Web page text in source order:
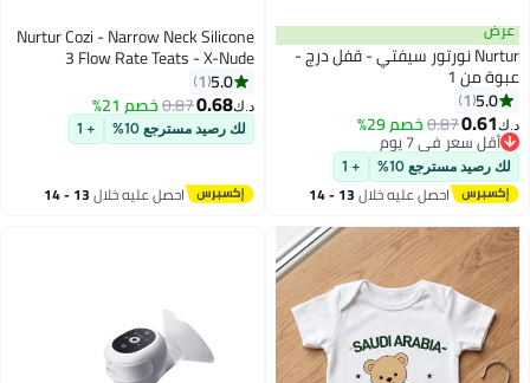
عرض
Nurtur نورتور سيفتي - قفل درج -
عبوة من 1
5.0
1
د.ك‏0.61
0.87خصم 29%
أقل سعر في 7 يوم
أقل سعر في 7 يوم
لك رصيد مسترجع 10% + 1
احصل عليه خلال 13 - 14
Nurtur Cozi - Narrow Neck Silicone
3 Flow Rate Teats - X-Nude
5.0
1
د.ك‏0.68
0.87خصم 21%
لك رصيد مسترجع 10% + 1
احصل عليه خلال 13 - 14